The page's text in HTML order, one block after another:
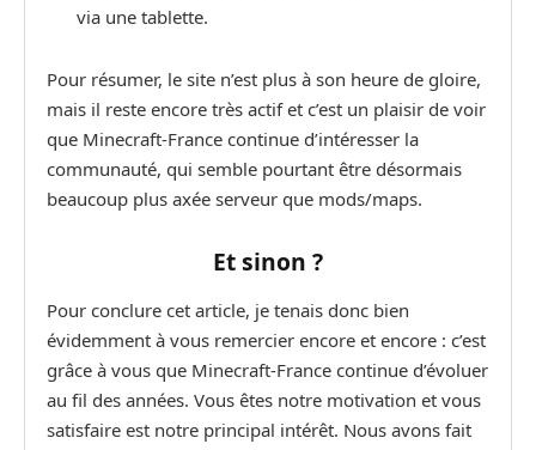
via une tablette.
Pour résumer, le site n’est plus à son heure de gloire,
mais il reste encore très actif et c’est un plaisir de voir
que Minecraft-France continue d’intéresser la
communauté, qui semble pourtant être désormais
beaucoup plus axée serveur que mods/maps.
Et sinon ?
Pour conclure cet article, je tenais donc bien
évidemment à vous remercier encore et encore : c’est
grâce à vous que Minecraft-France continue d’évoluer
au fil des années. Vous êtes notre motivation et vous
satisfaire est notre principal intérêt. Nous avons fait